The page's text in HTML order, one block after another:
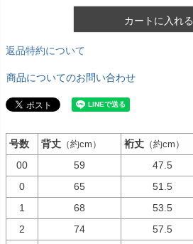
カートに入れる
返品特約について
商品についてのお問い合わせ
号数 背丈 （約cm） 裄丈 （約cm）
00 59 47.5
0
65 51.5
1
68 53.5
2
74 57.5